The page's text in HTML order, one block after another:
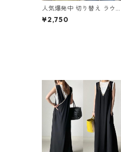
人気爆発中 切り替え ラウン
ドネック シャツ m-704
¥2,750